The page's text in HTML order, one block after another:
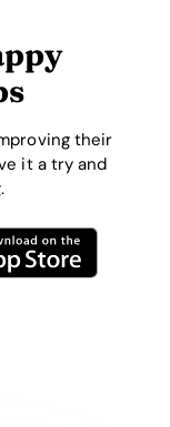
their
it a try and